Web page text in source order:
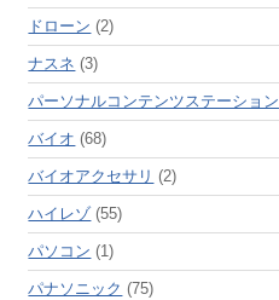
ドローン (2)
ナスネ (3)
パーソナルコンテンツステーション
バイオ (68)
バイオアクセサリ (2)
ハイレゾ(55)
パソコン (1)
パナソニック (75)